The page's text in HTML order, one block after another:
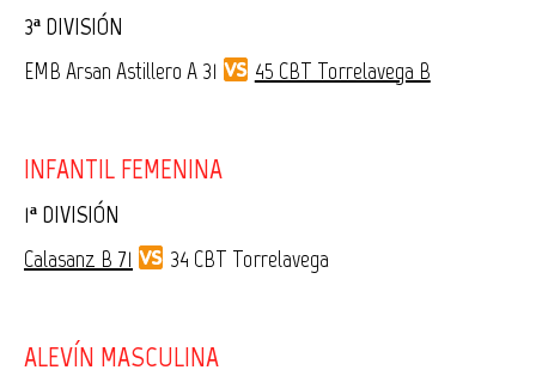
3ª DIVISIÓN
EMB Arsan Astillero A 31
45 CBT Torrelavega B
INFANTIL FEMENINA
1ª DIVISIÓN
Calasanz B 71
34 CBT Torrelavega
ALEVÍN MASCULINA